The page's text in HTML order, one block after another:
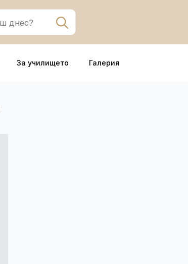
Search
За училището Галерия